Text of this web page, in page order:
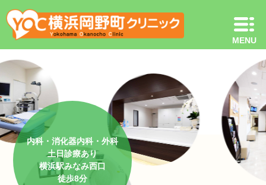
内科・消化器内科・外科
土日診療あり
横浜駅みなみ西口
徒歩8分